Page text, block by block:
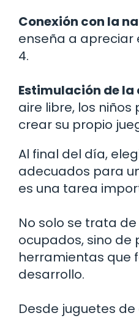
Conexión con la
enseña a apreciar
4.
Estimulación de
aire libre, los
crear su propio
Al final del día,
adecuados para
es una tarea
No solo se trata
ocupados, sino de
herramientas que
desarrollo.
Desde juguetes